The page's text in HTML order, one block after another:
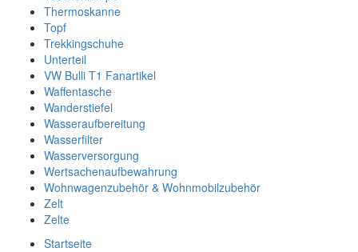
Thermoskanne
Topf
Trekkingschuhe
Unterteil
VW Bulli T1 Fanartikel
Waffentasche
Wanderstiefel
Wasseraufbereitung
Wasserfilter
Wasserversorgung
Wertsachenaufbewahrung
Wohnwagenzubehör & Wohnmobilzubehör
Zelt
Zelte
Startseite